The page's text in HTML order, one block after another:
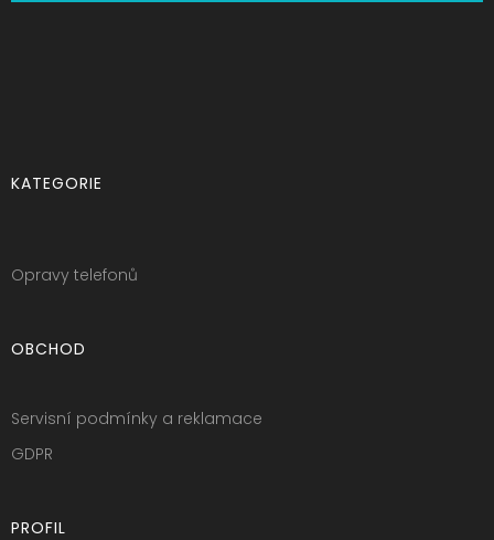
KATEGORIE
Opravy telefonů
OBCHOD
Servisní podmínky a reklamace
GDPR
PROFIL